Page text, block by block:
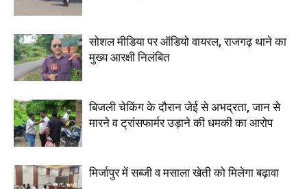
सोशल मीडिया पर ऑडियो वायरल, राजगढ़ थाने का
मुख्य आरक्षी निलंबित
बिजली चेकिंग के दौरान जेई से अभद्रता, जान से
मारने व ट्रांसफार्मर उड़ाने की धमकी का आरोप
मिर्जापुर में सब्जी व मसाला खेती को मिलेगा बढ़ावा